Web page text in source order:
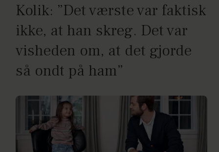
Kolik: ”Det værste var faktisk
ikke, at han skreg. Det var
visheden om, at det gjorde
så ondt på ham”